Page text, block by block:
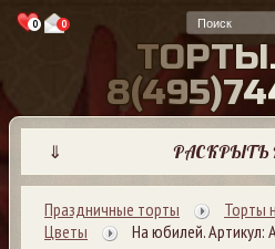
0 0
ТОРТЫ
8(495)74
⇓
Праздничные торты
Торты
Цветы
На юбилей. Артикул: